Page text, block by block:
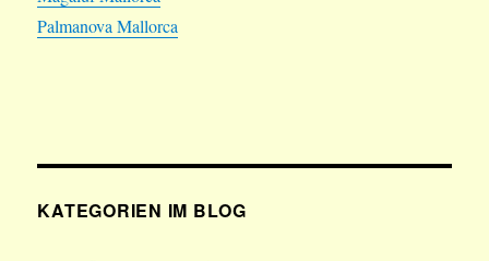
Palmanova Mallorca
KATEGORIEN IM BLOG